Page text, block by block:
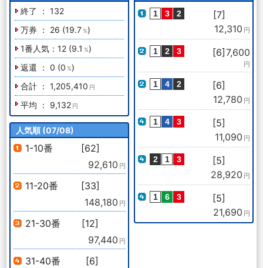
終了 ： 132
万券 ： 26 (19.7 %)
1番人気：12 (9.1 %)
返還 ： 0 (0 %)
合計 ： 1,205,410 円
平均 ： 9,132 円
人気順 (07/08)
1-10番
[62]
92,610 円
11-20番
[33]
148,180 円
21-30番
[12]
97,440 円
31-40番
[6]
[7]
12,310 円
[6] 7,600
円
[6]
12,780 円
[5]
11,090 円
[5]
28,920 円
[5]
21,690 円